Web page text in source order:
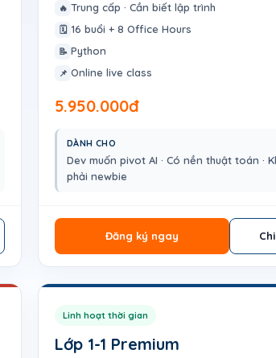
🔥 Trung cấp · Cần biết lập trình
🗓️ 16 buổi + 8 Office Hours
📝 Python
📌 Online live class
5.950.000đ
DÀNH CHO
Dev muốn pivot AI · Có nền thuật toán ·
phải newbie
Đăng ký ngay
Linh hoạt thời gian
Lớp 1-1 Premium